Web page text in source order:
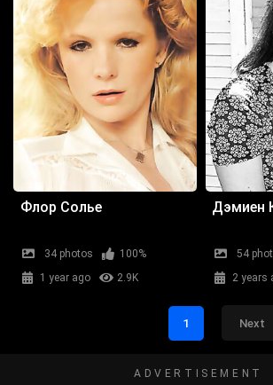
Флор Солье
34 photos
100%
1 year ago
2.9K
Дэмиен
54
2 years
1 Next
ADVERTISEMENT